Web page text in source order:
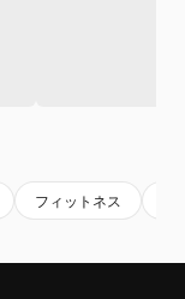
フィットネス